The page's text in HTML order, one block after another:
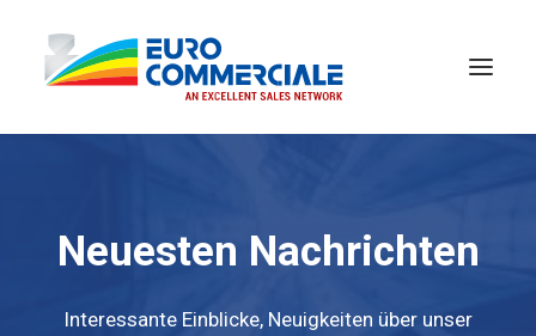
Neuesten Nachrichten
Interessante Einblicke, Neuigkeiten über unser